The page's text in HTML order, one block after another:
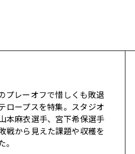
パニー トヨタグローバル
モノづくり
プレーオフで惜しくも敗退
ロープスを特集。スタジオ
本麻衣選手、宮下希保選手
戦から⾒えた課題や収穫を